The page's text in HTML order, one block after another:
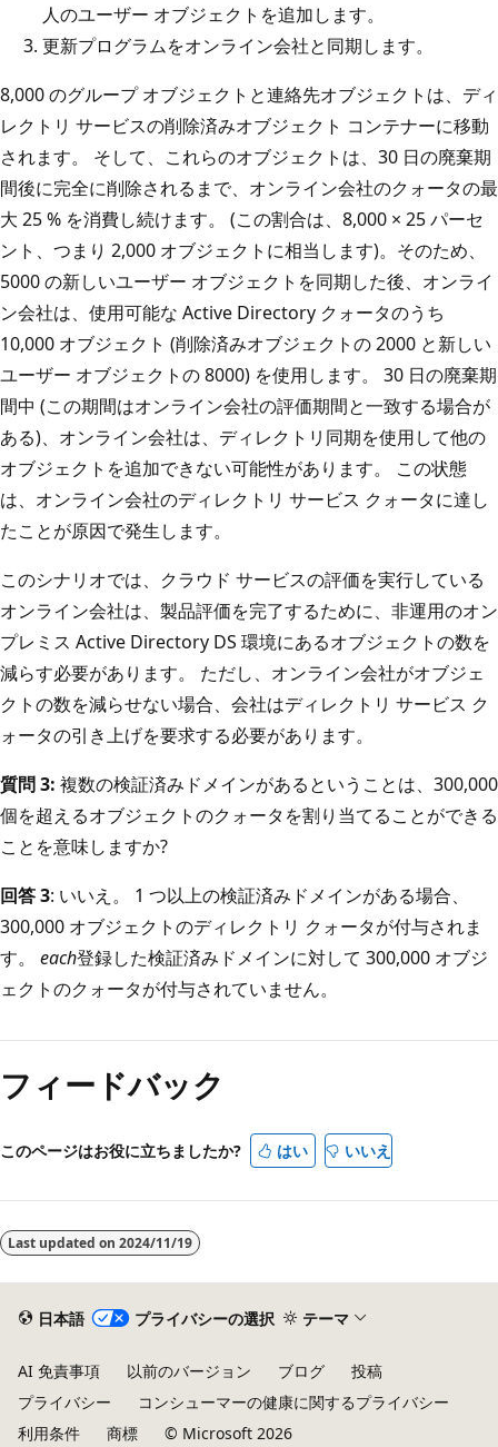
人のユーザー オブジェクトを追加します。
更新プログラムをオンライン会社と同期します。
8,000 のグループ オブジェクトと連絡先オブジェクトは、ディ
レクトリ サービスの削除済みオブジェクト コンテナーに移動
されます。 そして、これらのオブジェクトは、30 日の廃棄期
間後に完全に削除されるまで、オンライン会社のクォータの最
大 25 % を消費し続けます。 (この割合は、8,000 × 25 パーセ
ント、つまり 2,000 オブジェクトに相当します)。そのため、
5000 の新しいユーザー オブジェクトを同期した後、オンライ
ン会社は、使用可能な Active Directory クォータのうち
10,000 オブジェクト (削除済みオブジェクトの 2000 と新しい
ユーザー オブジェクトの 8000) を使用します。 30 日の廃棄期
間中 (この期間はオンライン会社の評価期間と一致する場合が
ある)、オンライン会社は、ディレクトリ同期を使用して他の
オブジェクトを追加できない可能性があります。 この状態
は、オンライン会社のディレクトリ サービス クォータに達し
たことが原因で発生します。
このシナリオでは、クラウド サービスの評価を実行している
オンライン会社は、製品評価を完了するために、非運用のオン
プレミス Active Directory DS 環境にあるオブジェクトの数を
減らす必要があります。 ただし、オンライン会社がオブジェ
クトの数を減らせない場合、会社はディレクトリ サービス ク
ォータの引き上げを要求する必要があります。
質問 3: 複数の検証済みドメインがあるということは、300,000
個を超えるオブジェクトのクォータを割り当てることができる
ことを意味しますか?
回答 3: いいえ。 1 つ以上の検証済みドメインがある場合、
300,000 オブジェクトのディレクトリ クォータが付与されま
す。 each登録した検証済みドメインに対して 300,000 オブジ
ェクトのクォータが付与されていません。
フィードバック
このページはお役に立ちましたか? はい いいえ
Last updated on 2024/11/19
日本語 プライバシーの選択 テーマ
AI 免責事項 以前のバージョン ブログ
投稿
プライバシー
コンシューマーの健康に関するプライバシー
利用条件
商標 © Microsoft 2026